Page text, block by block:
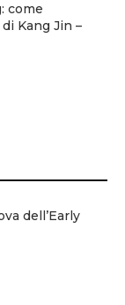
come
Kang Jin –
dell’Early